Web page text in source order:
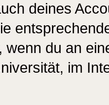
deines
wenn du an
im